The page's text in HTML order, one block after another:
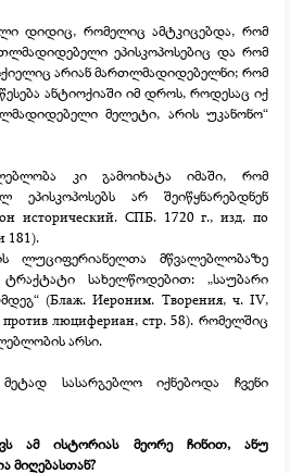
დიდიც, რომელიც ამტკიცებდა, რომ
ეპისკოპოსებიც და რომ
არიან მართლმადიდებელნი; რომ
ანტიოქიაში იმ დროს, როდესაც იქ
მელეტი, არის უკანონო“
კი გამოიხატა იმაში, რომ
ეპისკოპოსებს არ შეიწყნარებდნენ
исторический. СПБ. 1720 г., изд. по
181).
ლუციფერიანელთა მწვალებლობაზე
სახელწოდებით: „საუბარი
(Блаж. Иероним. Творения, ч. IV,
против люцифериан, стр. 58). რომელშიც
არსი.
სასარგებლო იქნებოდა ჩვენი
ამ ისტორიას მეორე ჩინით, ანუ
მიღებასთან?